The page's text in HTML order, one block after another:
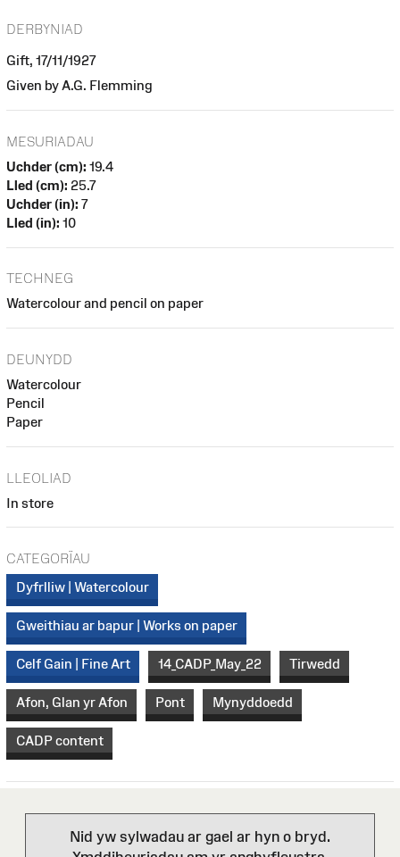
DERBYNIAD
Gift, 17/11/1927
Given by A.G. Flemming
MESURIADAU
Uchder (cm): 19.4
Lled (cm): 25.7
Uchder (in): 7
Lled (in): 10
TECHNEG
Watercolour and pencil on paper
DEUNYDD
Watercolour
Pencil
Paper
LLEOLIAD
In store
CATEGORÏAU
Dyfrlliw | Watercolour
Gweithiau ar bapur | Works on paper
Celf Gain | Fine Art 14_CADP_May_22 Tirwedd
Afon, Glan yr Afon Pont Mynyddoedd
CADP content
Nid yw sylwadau ar gael ar hyn o bryd.